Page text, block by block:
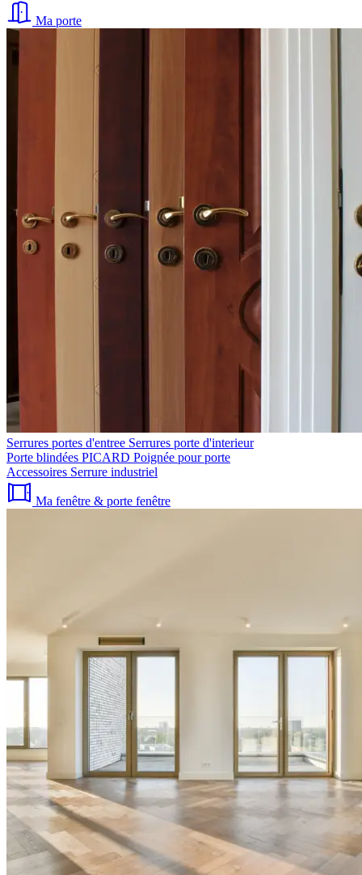
Ma porte
Serrures portes d'entree Serrures porte d'interieur
Porte blindées PICARD Poignée pour porte
Accessoires Serrure industriel
Ma fenêtre & porte fenêtre